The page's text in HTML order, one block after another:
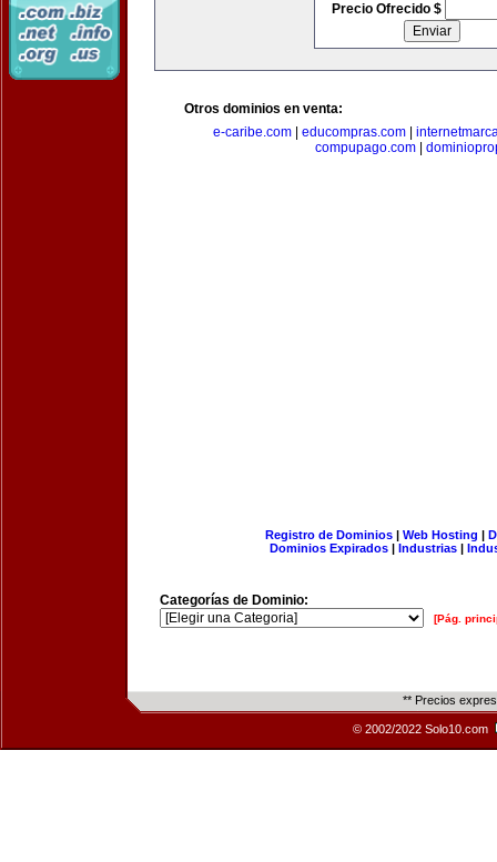
Precio Ofrecido $
Otros dominios en venta:
e-caribe.com| educompras.com|
compupago.com|
Registro de Dominios| Web Hosting |
Dominios Expirados | Industrias |
Categorías de Dominio:
[Pág.
** Precios
© 2002/2022 Solo10.com